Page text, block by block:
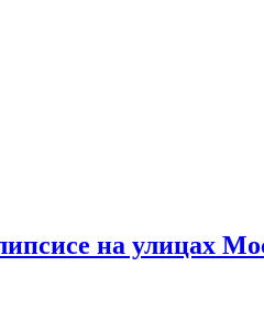
на улицах